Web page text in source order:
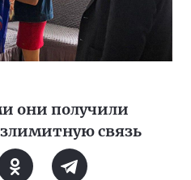
они получили
связь